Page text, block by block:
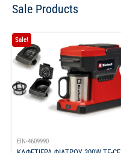
Sale Products
Sale!
EIN-4609990